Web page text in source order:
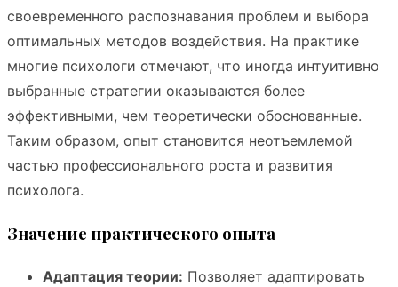
своевременного распознавания проблем и выбора
оптимальных методов воздействия. На практике
многие психологи отмечают, что иногда интуитивно
выбранные стратегии оказываются более
эффективными, чем теоретически обоснованные.
Таким образом, опыт становится неотъемлемой
частью профессионального роста и развития
психолога.
Значение практического опыта
Адаптация теории: Позволяет адаптировать